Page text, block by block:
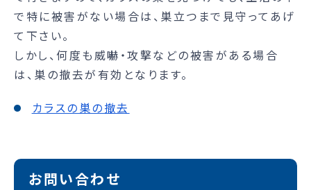
で特に被害がない場合は、巣立つまで見守ってあげ
て下さい。
しかし、何度も威嚇・攻撃などの被害がある場合
は、巣の撤去が有効となります。
カラスの巣の撤去
お問い合わせ